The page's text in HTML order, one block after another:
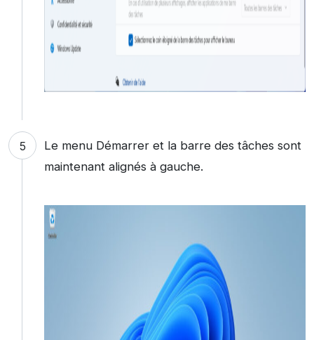
Le menu Démarrer et la barre des tâches sont
maintenant alignés à gauche.